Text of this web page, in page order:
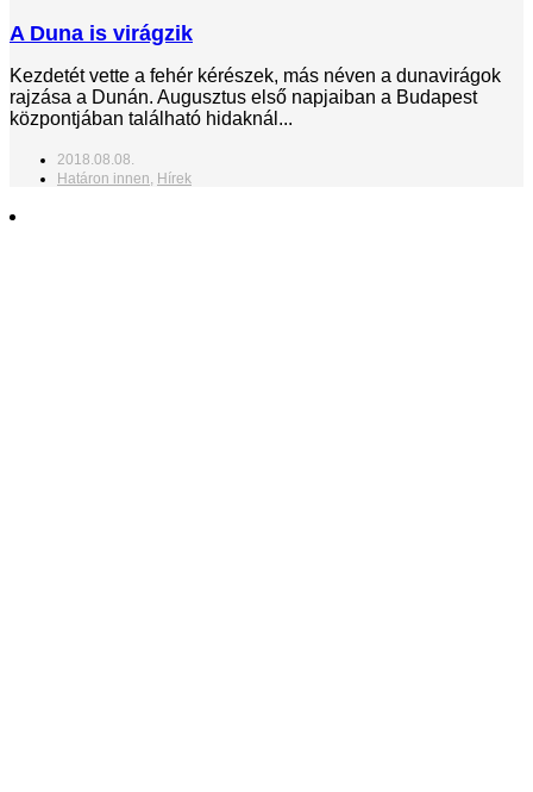
A Duna is virágzik
Kezdetét vette a fehér kérészek, más néven a dunavirágok
rajzása a Dunán. Augusztus első napjaiban a Budapest
központjában található hidaknál...
2018.08.08.
Határon innen, Hírek